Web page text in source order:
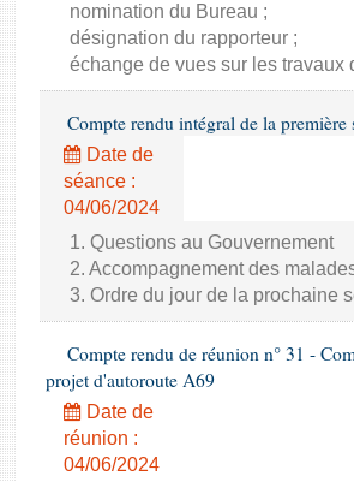
nomination du Bureau ;
désignation du rapporteur ;
échange de vues sur les travaux
Compte rendu intégral de la
Date de
séance :
04/06/2024
1. Questions au Gouvernement
2. Accompagnement des
3. Ordre du jour de la prochaine
Compte rendu de réunion n° 31 -
projet d'autoroute A69
Date de
réunion :
04/06/2024